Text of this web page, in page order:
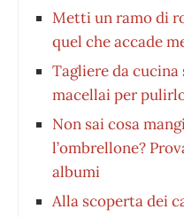
Metti un ramo di
quel che accade
Tagliere da
macellai per
Non sai cosa
l’ombrellone?
albumi
Alla scoperta dei